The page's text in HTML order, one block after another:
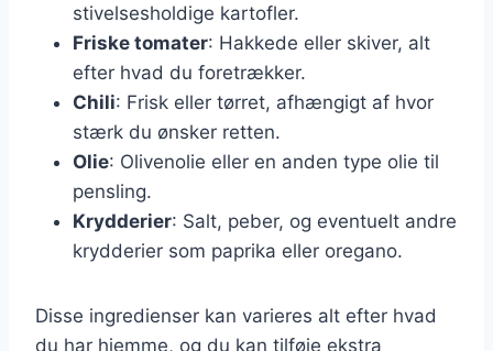
stivelsesholdige kartofler.
Friske tomater: Hakkede eller skiver, alt
efter hvad du foretrækker.
Chili: Frisk eller tørret, afhængigt af hvor
stærk du ønsker retten.
Olie: Olivenolie eller en anden type olie til
pensling.
Krydderier: Salt, peber, og eventuelt andre
krydderier som paprika eller oregano.
Disse ingredienser kan varieres alt efter hvad
du har hjemme, og du kan tilføje ekstra